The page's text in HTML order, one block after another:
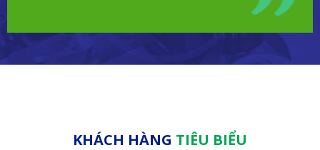
KHÁCH HÀNG TIÊU BIỂU